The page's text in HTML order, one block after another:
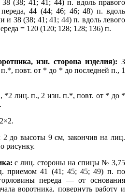
(38; 41; 41; 44) п. вдоль правого
44 (44; 46; 46; 48) п. вдоль
и 38 (38; 41; 41; 44) п. вдоль левого
= 120 (120; 128; 128; 136) п.
изн. сторона изделия): 3
повт. от * до * до последней п., 1
*2 лиц. п., 2 изн. п.*, повт. от * до *
2 до высоты 9 см, закончив на лиц.
рисунку.
с лиц. стороны на спицы № 3,75
приемом 41 (41; 45; 45; 49) п. по
переда — от основания
воротника, повернуть работу и